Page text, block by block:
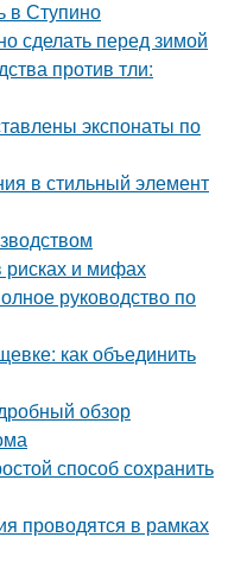
в Ступино
сделать перед зимой
против тли:
экспонаты по
в стильный элемент
рисках и мифах
руководство по
как объединить
обзор
способ сохранить
проводятся в рамках